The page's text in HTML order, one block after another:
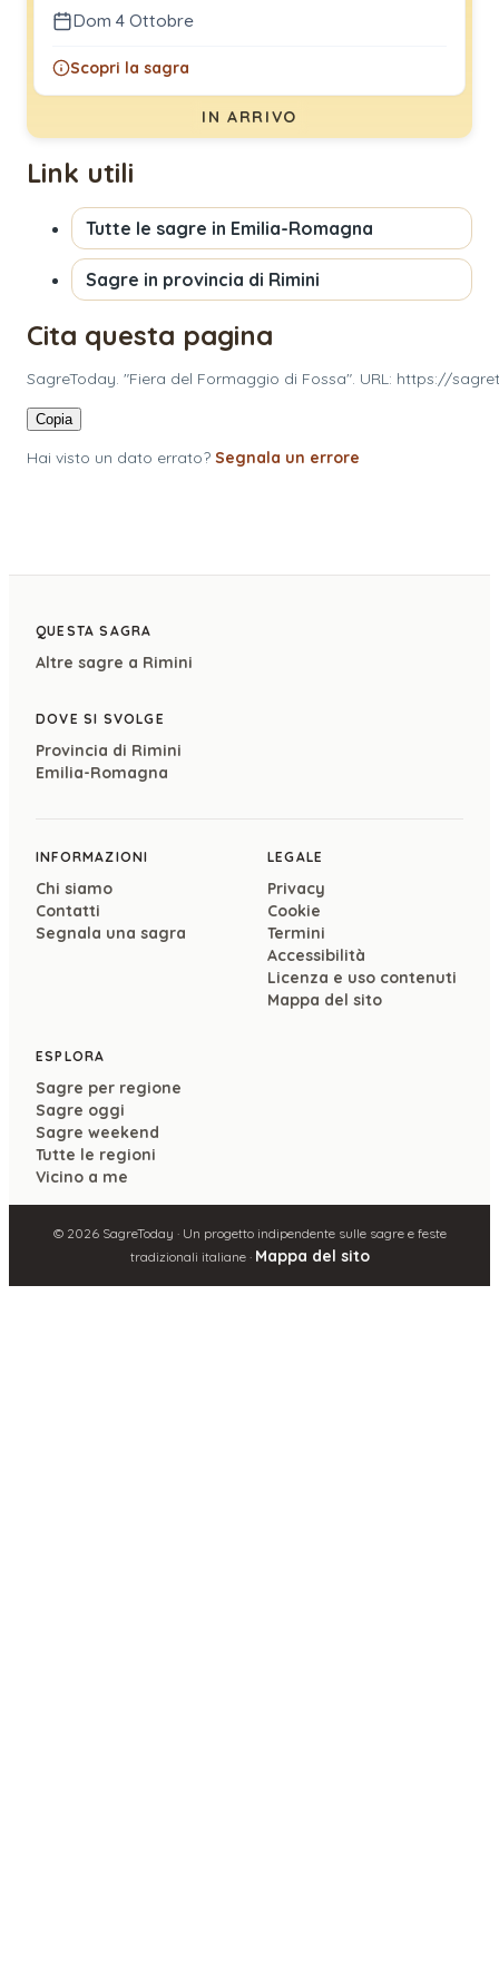
Dom 4 Ottobre
Scopri la sagra
IN ARRIVO
Link utili
Tutte le sagre in Emilia-Romagna
Sagre in provincia di Rimini
Cita questa pagina
SagreToday. "Fiera del Formaggio di Fossa". URL: https://
Copia
Hai visto un dato errato? Segnala un errore
QUESTA SAGRA
Altre sagre a Rimini
DOVE SI SVOLGE
Provincia di Rimini
Emilia-Romagna
INFORMAZIONI
Chi siamo
Contatti
Segnala una sagra
LEGALE
Privacy
Cookie
Termini
Accessibilità
Licenza e uso contenuti
Mappa del sito
ESPLORA
Sagre per regione
Sagre oggi
Sagre weekend
Tutte le regioni
Vicino a me
© 2026SagreToday · Un progetto indipendente sulle sagre e feste
tradizionali italiane · Mappa del sito